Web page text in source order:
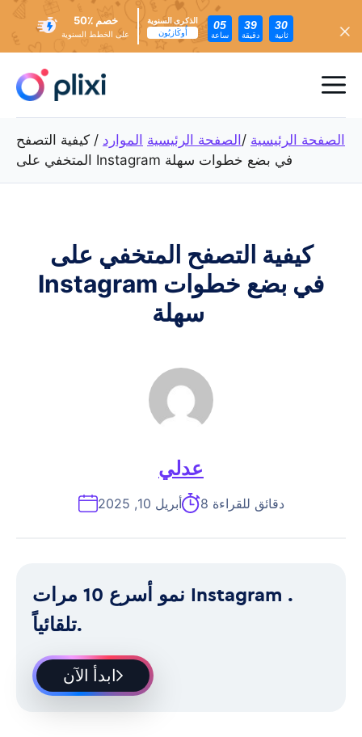
إلى
المحتوى
خصم ٪50
على الخطط السنوية
الذكرى السنوية
أُوكَازيُون
05
ساعة
39
دقيقة
28
ثانية
الصفحة الرئيسية / الصفحة الرئيسية الموارد / كيفية التصفح
المتخفي على Instagram في بضع خطوات سهلة
كيفية التصفح المتخفي على
Instagram في بضع خطوات
عدلي
أبريل 10, 2025 8 دقائق للقراءة
نمو أسرع 10 مرات Instagram .
تلقائياً.
ابدأ الآن